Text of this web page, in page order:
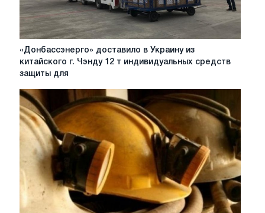
«Донбассэнерго»
доставило
в
из
китайского
г.
Чэнду
индивидуальных
средств
защиты
для
«Донбассэнерго» доставило в Украину из
китайского г. Чэнду 12 т индивидуальных средств
защиты для